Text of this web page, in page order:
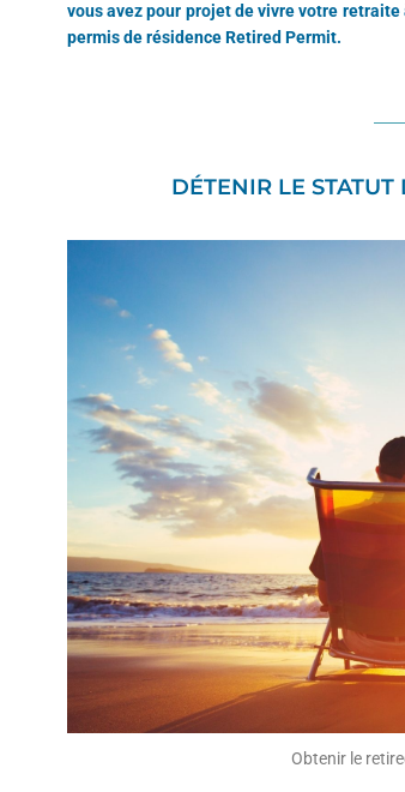
vous avez pour projet de vivre votre
permis de résidence Retired Permit.
DÉTENIR LE
Obtenir le